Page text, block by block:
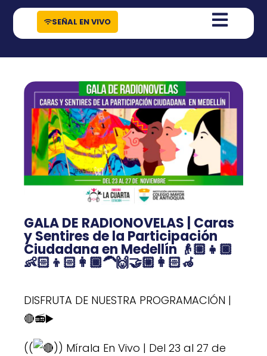
contenido
SEÑAL EN VIVO
GALA DE RADIONOVELAS | Caras
y Sentires de la Participación
Ciudadana en Medellín 👴🏼👧🏿
👶🏻👦🏻👩🏾‍🦱🙌🤝🏼👩🏻‍🦽
DISFRUTA DE NUESTRA PROGRAMACIÓN |
🔴📻▶️
((
)) Mírala En Vivo | Del 23 al 27 de